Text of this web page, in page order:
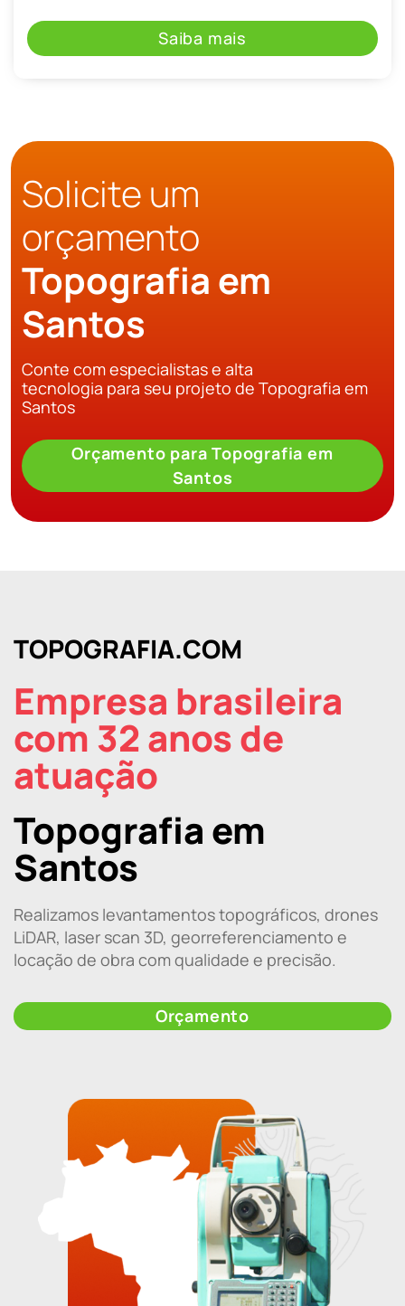
Saiba mais
Solicite um
orçamento
Topografia em
Santos
Conte com especialistas e alta
tecnologia para seu projeto de Topografia em
Santos
Orçamento para Topografia em
Santos
TOPOGRAFIA.COM
Empresa brasileira
com 32 anos de
atuação
Topografia em
Santos
Realizamos levantamentos topográficos, drones
LiDAR, laser scan 3D, georreferenciamento e
locação de obra com qualidade e precisão.
Orçamento